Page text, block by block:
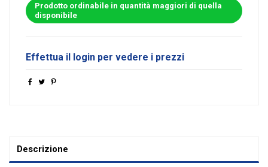
Prodotto ordinabile in quantità maggiori di quella
disponibile
Effettua il login per vedere i prezzi
Descrizione